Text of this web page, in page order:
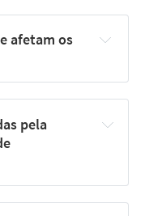
afetam os
pela